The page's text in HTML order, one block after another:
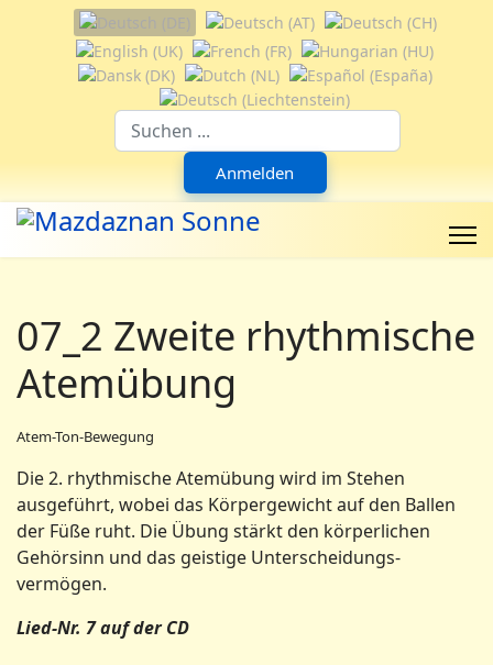
Sprache auswählen
Anmelden
07_2 Zweite rhythmische
Atemübung
Atem-Ton-Bewegung
Die 2. rhythmische Atemübung wird im Stehen
ausgeführt, wobei das Körpergewicht auf den Ballen
der Füße ruht. Die Übung stärkt den körperlichen
Gehörsinn und das geistige Unterscheidungs­
vermögen.
Lied-Nr. 7 auf der CD